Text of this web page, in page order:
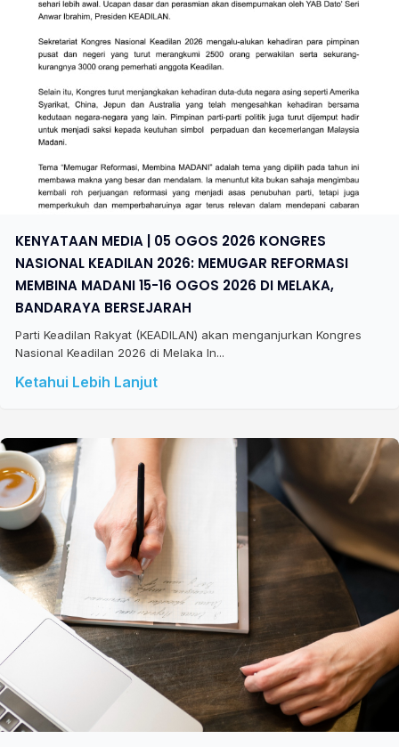
KENYATAAN MEDIA | 05 OGOS 2026 KONGRES
NASIONAL KEADILAN 2026: MEMUGAR REFORMASI
MEMBINA MADANI 15-16 OGOS 2026 DI MELAKA,
BANDARAYA BERSEJARAH
Parti Keadilan Rakyat (KEADILAN) akan menganjurkan Kongres
Nasional Keadilan 2026 di Melaka In...
Ketahui Lebih Lanjut